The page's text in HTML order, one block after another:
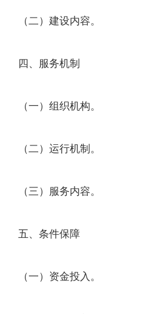
（二）建设内容。
四、服务机制
（一）组织机构。
（二）运行机制。
（三）服务内容。
五、条件保障
（一）资金投入。